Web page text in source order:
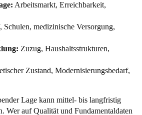
Arbeitsmarkt, Erreichbarkeit,
Schulen, medizinische Versorgung,
Zuzug, Haushaltsstrukturen,
Zustand, Modernisierungsbedarf,
Lage kann mittel- bis langfristig
Wer auf Qualität und Fundamentaldaten